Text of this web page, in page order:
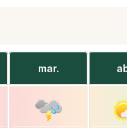
mar.